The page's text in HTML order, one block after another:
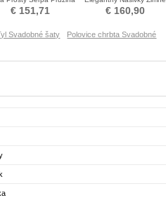
Poroka Obleko
€ 151,71
Zips hore Svadobné šaty
€ 160,90
Svadobné šaty
Polovice chrbta Svadobné